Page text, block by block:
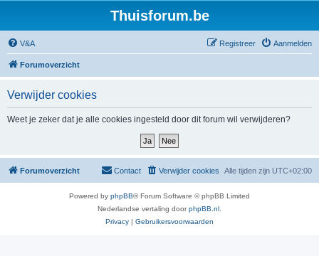
Thuisforum.be
V&A Aanmelden
Registreer
Forumoverzicht
Verwijder cookies
Weet je zeker dat je alle cookies ingesteld door dit forum wil verwijderen?
Forumoverzicht Alle tijden zijn UTC+02:00
Verwijder cookies
Contact
Powered by phpBB® Forum Software © phpBB Limited
Nederlandse vertaling doorphpBB.nl
Privacy | Gebruikersvoorwaarden